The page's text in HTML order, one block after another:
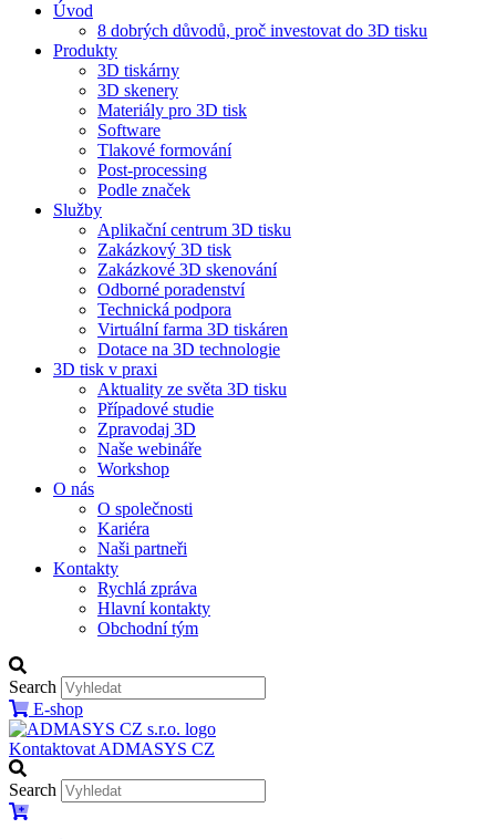
Úvod
8 dobrých důvodů, proč investovat do 3D tisku​
Produkty
3D tiskárny
3D skenery
Materiály pro 3D tisk
Software
Tlakové formování
Post-processing
Podle značek
Služby
Aplikační centrum 3D tisku
Zakázkový 3D tisk
Zakázkové 3D skenování
Odborné poradenství
Technická podpora
Virtuální farma 3D tiskáren
Dotace na 3D technologie
3D tisk v praxi
Aktuality ze světa 3D tisku
Případové studie
Zpravodaj 3D
Naše webináře
Workshop
O nás
O společnosti
Kariéra
Naši partneři
Kontakty
Rychlá zpráva
Hlavní kontakty
Obchodní tým
Search
E-shop
Kontaktovat ADMASYS CZ
Search